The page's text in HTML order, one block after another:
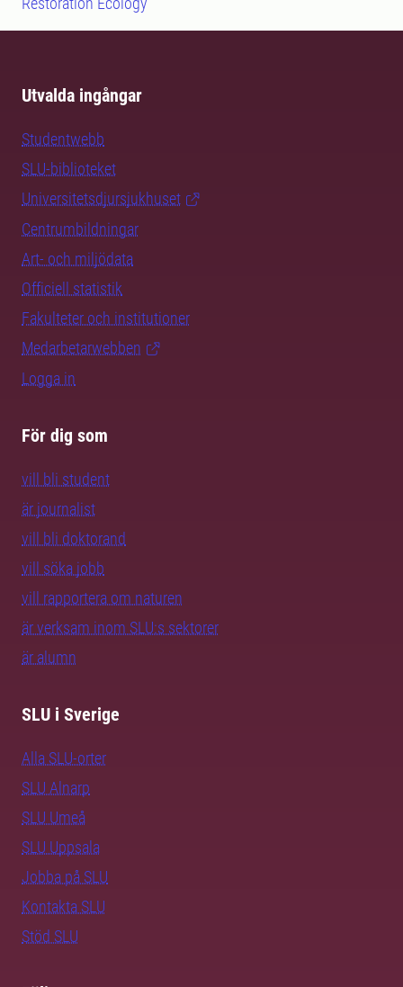
Utvalda ingångar
Studentwebb
SLU-biblioteket
Universitetsdjursjukhuset
Centrumbildningar
Art- och miljödata
Officiell statistik
Fakulteter och institutioner
Medarbetarwebben
Logga in
För dig som
vill bli student
är journalist
vill bli doktorand
vill söka jobb
vill rapportera om naturen
är verksam inom SLU:s sektorer
är alumn
SLU i Sverige
Alla SLU-orter
SLU Alnarp
SLU Umeå
SLU Uppsala
Jobba på SLU
Kontakta SLU
Stöd SLU